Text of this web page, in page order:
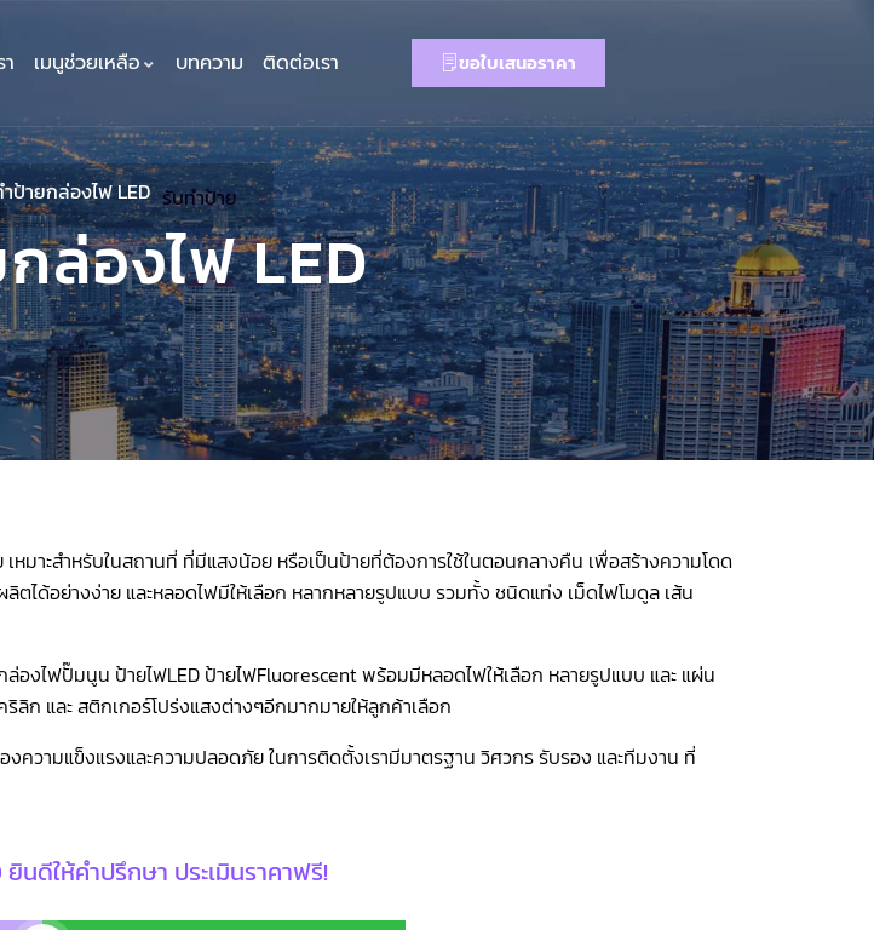
เมนูช่วยเหลือ บทความ ติดต่อเรา ขอใบเสนอราคา
รับทำป้าย
ป้ายกล่องไฟ LED
ล่องไฟ LED
หมาะสำหรับในสถานที่ ที่มีแสงน้อย หรือเป็นป้ายที่ต้องการใช้ในตอนกลางคืน เพื่อสร้างความโดด
ได้อย่างง่าย และหลอดไฟมีให้เลือก หลากหลายรูปแบบ รวมทั้ง ชนิดแท่ง เม็ดไฟโมดูล เส้น
องไฟปั๊มนูน ป้ายไฟLED ป้ายไฟFluorescent พร้อมมีหลอดไฟให้เลือก หลายรูปแบบ และ แผ่น
ลิก และ สติกเกอร์โปร่งแสงต่างๆอีกมากมายให้ลูกค้าเลือก
งความแข็งแรงและความปลอดภัย ในการติดตั้งเรามีมาตรฐาน วิศวกร รับรอง และทีมงาน ที่
นดีให้คำปรึกษา ประเมินราคาฟรี!